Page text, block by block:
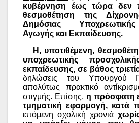
κυβέρνηση έως τώρα δεν
θεσμοθέτηση της
Δημόσιας
Αγωγής και Εκπαίδευσης.
Η, υποτιθέμενη,
υποχρεωτικής
εκπαίδευσης, σε βάθος
δηλώσεις του Υπουργού
απολύτως πρακτικό
στιγμής. Επίσης, η πρόσφατη
τμηματική εφαρμογή, κατά
επόμενη σχολική χρονιά